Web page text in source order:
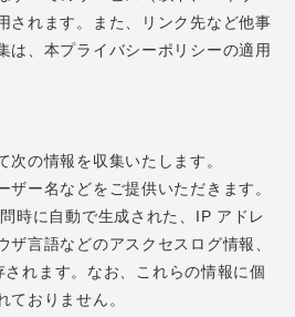
されます。また、リンク先など他事
は、本プライバシーポリシーの適用
次の情報を収集いたします。
ザー名などをご提供いただきます。
時に自動で生成された、IP アドレ
ザ言語などのアスクセスログ情報、
れます。なお、これらの情報に個
ておりません。